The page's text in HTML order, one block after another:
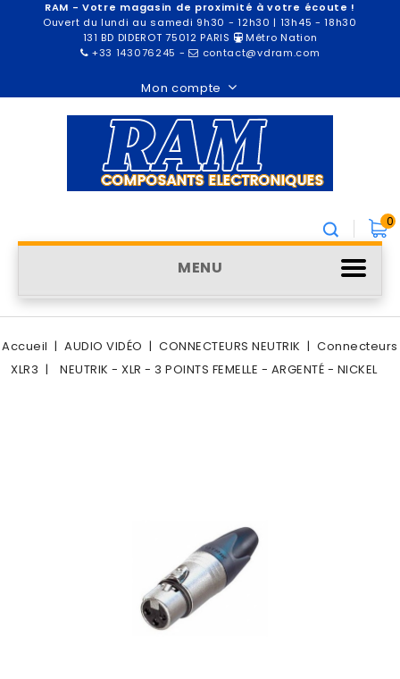
RAM - Votre magasin de proximité à votre écoute !
Ouvert du lundi au samedi 9h30 - 12h30 | 13h45 - 18h30
131 BD DIDEROT 75012 PARIS
Métro Nation
+33 143076245 - contact@vdram.com
Mon compte
0
MENU
Accueil AUDIO VIDÉO CONNECTEURS NEUTRIK
Connecteurs
XLR3
NEUTRIK - XLR - 3 POINTS FEMELLE - ARGENTÉ - NICKEL